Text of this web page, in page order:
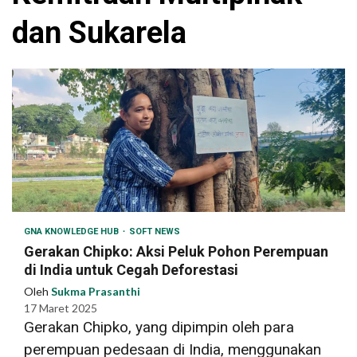
dan Sukarela
GNA KNOWLEDGE HUB SOFT NEWS
Gerakan Chipko: Aksi Peluk Pohon Perempuan
di India untuk Cegah Deforestasi
Oleh Sukma Prasanthi
17 Maret 2025
Gerakan Chipko, yang dipimpin oleh para
perempuan pedesaan di India, menggunakan